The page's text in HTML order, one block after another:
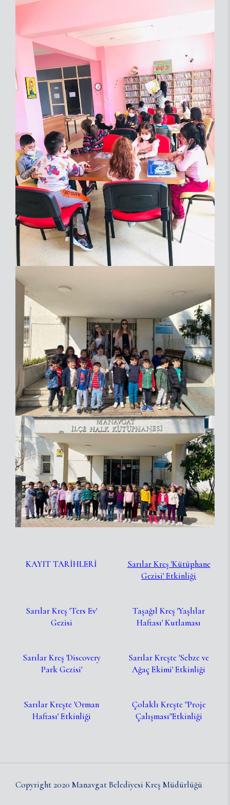
KAYIT TARİHLERİ
Sarılar Kreş 'Kütüphane
Gezisi' Etkinliği
Sarılar Kreş 'Ters Ev'
Gezisi
Taşağıl Kreş 'Yaşlılar
Haftası' Kutlaması
Sarılar Kreş 'Discovery
Park Gezisi'
Sarılar Kreşte 'Sebze ve
Ağaç Ekimi' Etkinliği
Sarılar Kreşte 'Orman
Haftası' Etkinliği
Çolaklı Kreşte ''Proje
Çalışması''Etkinliği
Copyright 2020 Manavgat Belediyesi Kreş Müdürlüğü